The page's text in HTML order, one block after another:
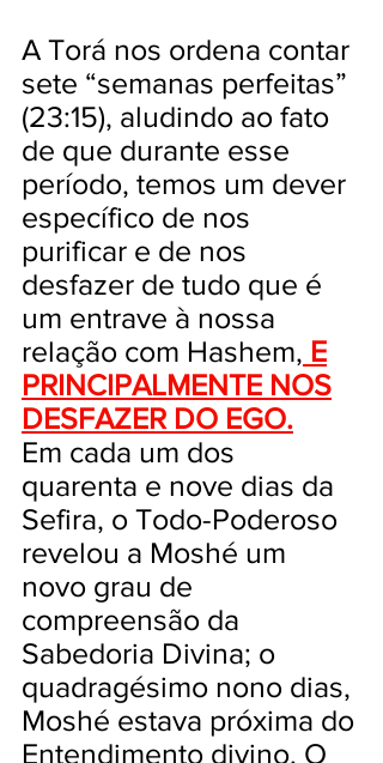
A Torá nos ordena contar
sete “semanas perfeitas”
(23:15), aludindo ao fato
de que durante esse
período, temos um dever
específico de nos
purificar e de nos
desfazer de tudo que é
um entrave à nossa
relação com Hashem, E
PRINCIPALMENTE NOS
DESFAZER DO EGO.
Em cada um dos
quarenta e nove dias da
Sefira, o Todo-Poderoso
revelou a Moshé um
novo grau de
compreensão da
Sabedoria Divina; o
quadragésimo nono dias,
Moshé estava próxima do
Entendimento divino. O